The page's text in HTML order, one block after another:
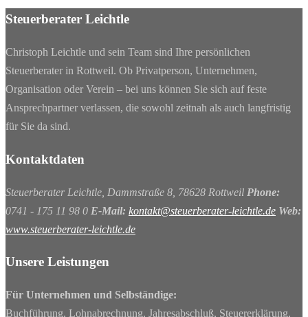
Steuerberater Leichtle
Christoph Leichtle und sein Team sind Ihre persönlichen
Steuerberater in Rottweil. Ob Privatperson, Unternehmen,
Organisation oder Verein – bei uns können Sie sich auf feste
Ansprechpartner verlassen, die sowohl zeitnah als auch langfristig
für Sie da sind.
Kontaktdaten
Steuerberater Leichtle, Dammstraße 8, 78628 Rottweil Phone:
0741 - 175 11 98 0 E-Mail: kontakt@steuerberater-leichtle.de Web:
www.steuerberater-leichtle.de
Unsere Leistungen
Für Unternehmen und Selbständige:
Buchführung, Lohnabrechnung, Jahresabschluß, Steuererklärung,